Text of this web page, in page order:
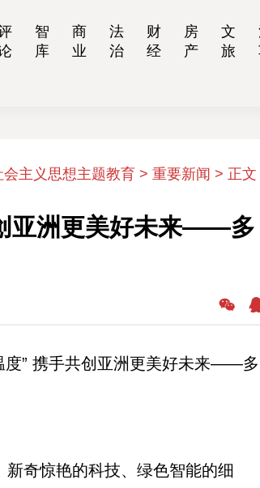
智
库
商
业
法
治
财
经
房
产
文
旅
主义思想主题教育 > 重要新闻 > 正文
亚洲更美好未来——多
” 携手共创亚洲更美好未来——多
奇惊艳的科技、绿色智能的细